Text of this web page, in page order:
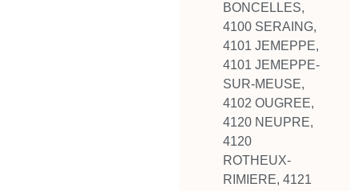
BONCELLES,
4100 SERAING,
4101 JEMEPPE,
4101 JEMEPPE-
SUR-MEUSE,
4102 OUGREE,
4120 NEUPRE,
4120
ROTHEUX-
RIMIERE, 4121